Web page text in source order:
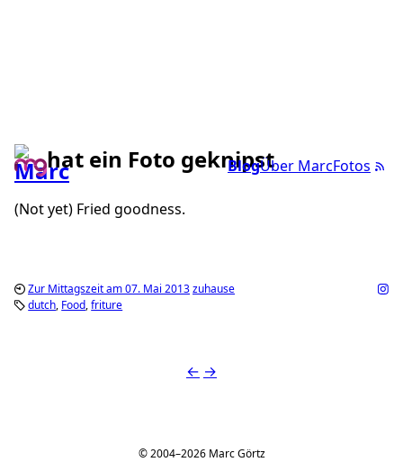
BlogÜber MarcFotos
hat ein Foto geknipst
(Not yet) Fried goodness.
Zur Mittagszeit am 07. Mai 2013zuhause
dutch Food friture
← →
© 2004–2026 Marc Görtz